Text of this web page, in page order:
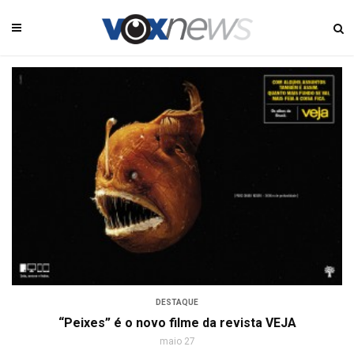
DESTAQUE
“Peixes” é o novo filme da revista VEJA
maio 27